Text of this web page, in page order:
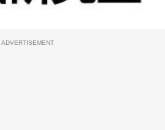
ADVERTISEMENT